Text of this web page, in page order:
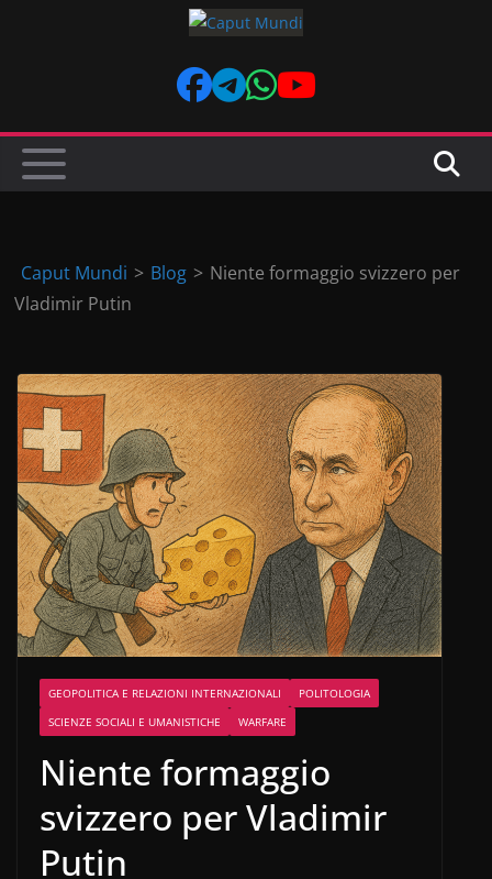
Caput Mundi > Blog > Niente formaggio svizzero per
Vladimir Putin
GEOPOLITICA E RELAZIONI INTERNAZIONALI
POLITOLOGIA
SCIENZE SOCIALI E UMANISTICHE
WARFARE
Niente formaggio
svizzero per Vladimir
Putin